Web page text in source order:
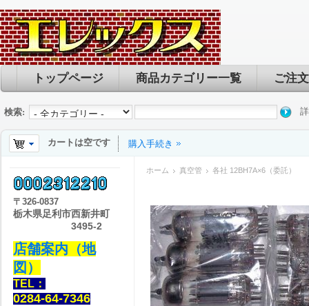
トップページ 商品カテゴリー一覧 ご注
検索:
カートは空です 購入手続き
ホーム 真空管 各社 12BH7A×6（委託）
〒 326-0837
栃木県足利市西新井町
3495-2
店舗案内（地
図）
TEL：
0284-64-7346